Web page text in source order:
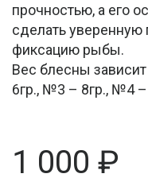
прочностью, а его
сделать
фиксацию рыбы.
Вес блесны
6гр., №3 – 8гр., №4
1 000 ₽